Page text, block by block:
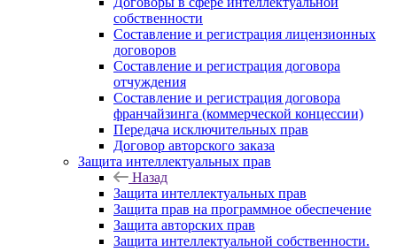
собственности
Составление и регистрация лицензионных
договоров
Составление и регистрация договора
отчуждения
Составление и регистрация договора
франчайзинга (коммерческой концессии)
Передача исключительных прав
Договор авторского заказа
Защита интеллектуальных прав
Назад
Защита интеллектуальных прав
Защита прав на программное обеспечение
Защита авторских прав
Защита интеллектуальной собственности.